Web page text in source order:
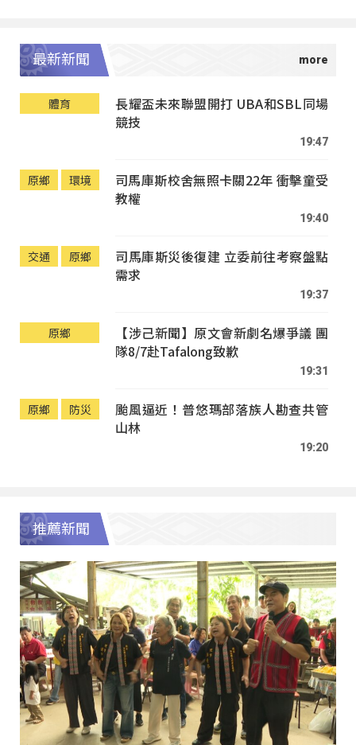
最新新聞
體育
長耀盃未來聯盟開打 UBA和SBL同場
競技
19:47
原鄉 環境
司馬庫斯校舍無照卡關22年 衝擊童受
教權
19:40
交通 原鄉
司馬庫斯災後復建 立委前往考察盤點
需求
19:37
原鄉
【涉己新聞】原文會新劇名爆爭議 團
隊8/7赴Tafalong致歉
19:31
原鄉 防災
颱風逼近！普悠瑪部落族人勘查共管
山林
19:20
推薦新聞